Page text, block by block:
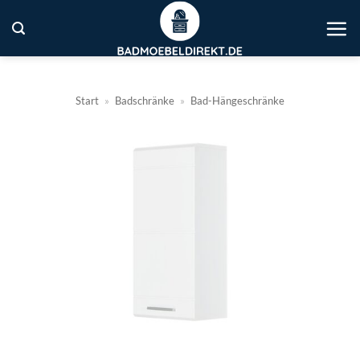
Inhalt
springen
Start » Badschränke » Bad-Hängeschränke